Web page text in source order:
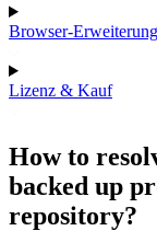
Browser-Erweiterung
Lizenz & Kauf
How to
backed up
repository?